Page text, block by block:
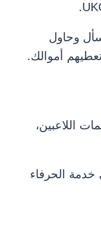
وحاول
أموالك.
اللاعبين،
الحرفاء